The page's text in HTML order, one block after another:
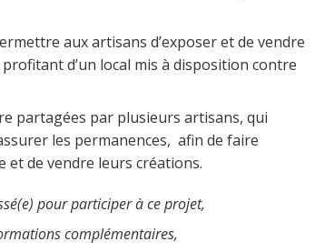
aux artisans d’exposer et de vendre
d’un local mis à disposition contre
partagées par plusieurs artisans, qui
les permanences, afin de faire
de vendre leurs créations.
pour participer à ce projet,
complémentaires,